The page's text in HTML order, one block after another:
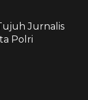
Jurnalis
Polri